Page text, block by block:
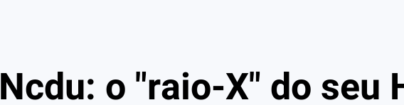
Ncdu: o "raio-X" do seu